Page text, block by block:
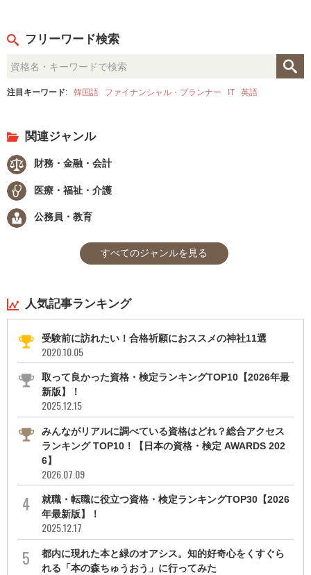
フリーワード検索
注目キーワード: 韓国語 ファイナンシャル・プランナー IT 英語
関連ジャンル
財務・金融・会計
医療・福祉・介護
公務員・教育
すべてのジャンルを見る
人気記事ランキング
受験前に訪れたい！合格祈願におススメの神社11選
2020.10.05
取って良かった資格・検定ランキングTOP10【2026年最
新版】！
2025.12.15
みんながリアルに調べている資格はどれ？総合アクセス
ランキング TOP10！【日本の資格・検定 AWARDS 202
6】
2026.07.09
就職・転職に役立つ資格・検定ランキングTOP30【2026
年最新版】！
2025.12.17
都内に現れた本と緑のオアシス。知的好奇心をくすぐら
れる「本の森ちゅうおう」に行ってみた